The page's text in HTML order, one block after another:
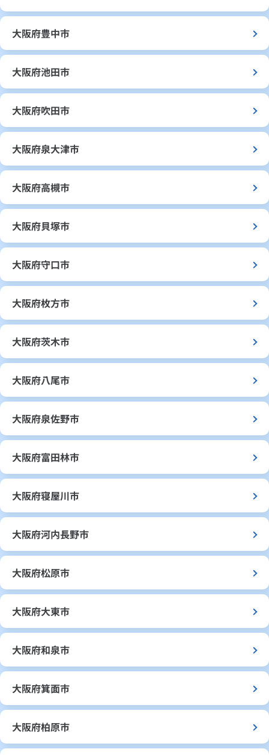
大阪府豊中市
大阪府池田市
大阪府吹田市
大阪府泉大津市
大阪府高槻市
大阪府貝塚市
大阪府守口市
大阪府枚方市
大阪府茨木市
大阪府八尾市
大阪府泉佐野市
大阪府富田林市
大阪府寝屋川市
大阪府河内長野市
大阪府松原市
大阪府大東市
大阪府和泉市
大阪府箕面市
大阪府柏原市